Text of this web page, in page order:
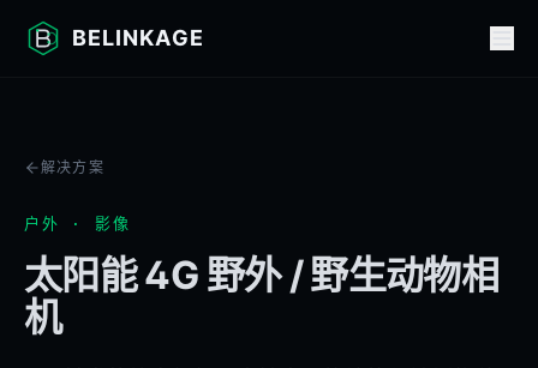
BELINKAGE
解决方案
户外 · 影像
太阳能 4G 野外 / 野生动物相
机